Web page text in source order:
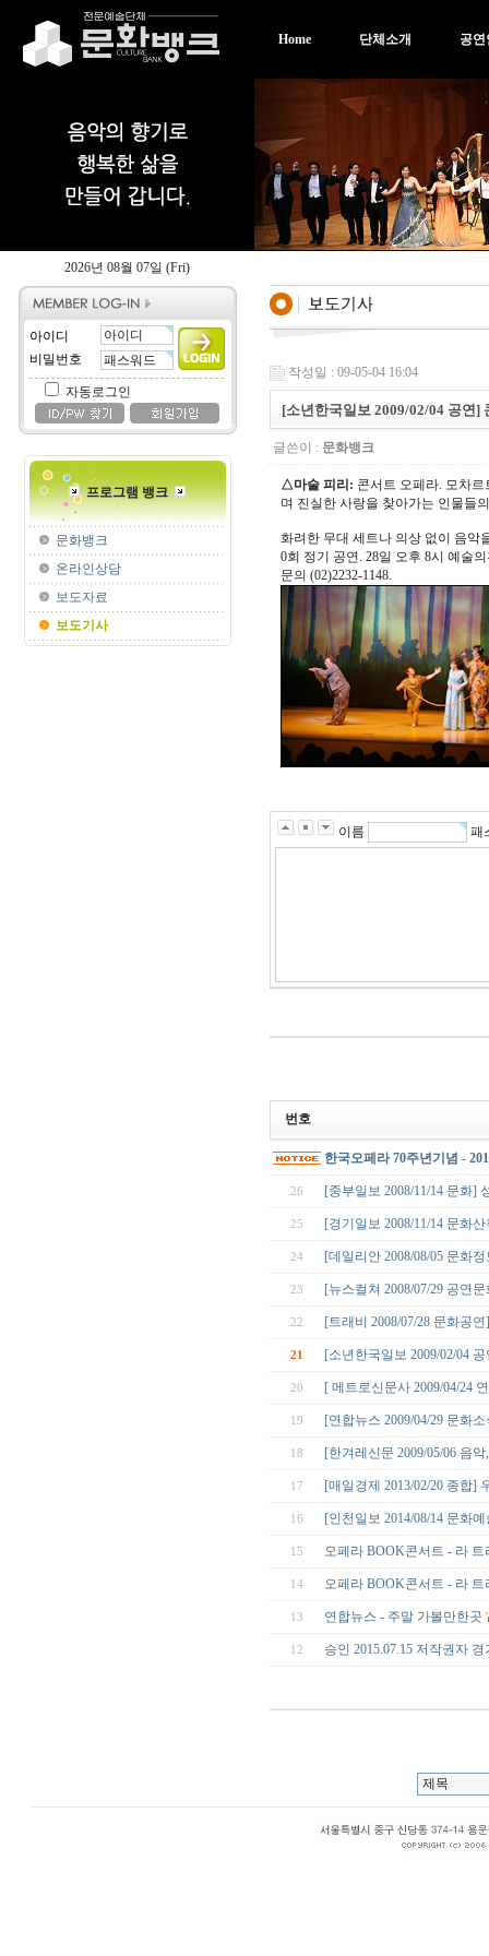
Home 단체소개 공연
2026년 08월 07일 (Fri)
아이디
비밀번호
자동로그인
프로그램 뱅크
문화뱅크
온라인상담
보도자료
보도기사
작성일 : 09-05-04 16:04
[소년한국일보 2009/02/04 공연]
글쓴이 : 문화뱅크
△마술 피리: 콘서트 오페라. 모차
며 진실한 사랑을 찾아가는 인물들
화려한 무대 세트나 의상 없이 음악
0회 정기 공연. 28일 오후 8시 예술
문의 (02)2232-1148.
이름 패
번호
한국오페라 70주년기념 -
26 [중부일보 2008/11/14 문화]
25 [경기일보 2008/11/14 문화
24 [데일리안 2008/08/05 문화
23 [뉴스컬쳐 2008/07/29 공연
22 [트래비 2008/07/28 문화공
21 [소년한국일보 2009/02/04
20 [ 메트로신문사 2009/04/24
19 [연합뉴스 2009/04/29 문화
18 [한겨레신문 2009/05/06 음
17 [매일경제 2013/02/20 종합]
16 [인천일보 2014/08/14 문화
15 오페라 BOOK콘서트 - 라
14 오페라 BOOK콘서트 - 라
13 연합뉴스 - 주말 가볼만한곳
12 승인 2015.07.15 저작권자 경